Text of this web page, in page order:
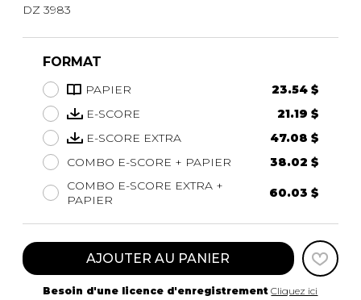
DZ 3983
FORMAT
PAPIER
23.54 $
E-SCORE
21.19 $
E-SCORE EXTRA
47.08 $
COMBO E-SCORE + PAPIER
38.02 $
COMBO E-SCORE EXTRA +
PAPIER
60.03 $
AJOUTER AU PANIER
Besoin d'une licence d'enregistrement Cliquez ici